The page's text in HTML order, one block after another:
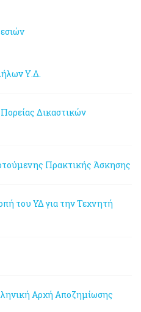
Υ.Δ.
Δικαστικών
Πρακτικής Άσκησης
του ΥΔ για την Τεχνητή
Αρχή Αποζημίωσης